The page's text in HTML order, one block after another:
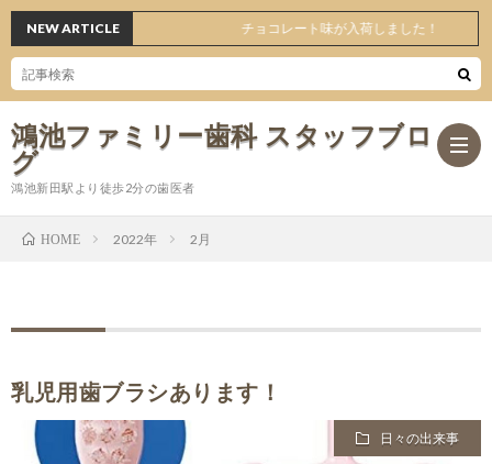
鴻池ファミリー歯科 スタッフブロ
グ
鴻池新田駅より徒歩2分の歯医者
日々
NEW ARTICLE チョコレート味が入荷しました！
HOME 2022年 2月
乳児用歯ブラシあります！
日々の出来事